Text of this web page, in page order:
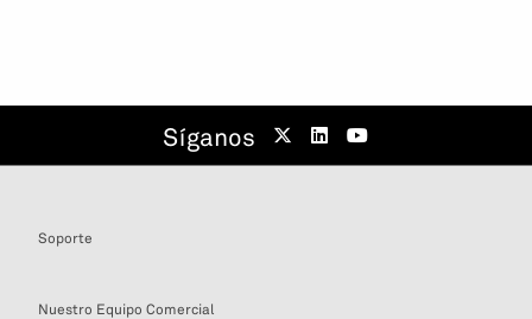
Síganos
Soporte
Nuestro Equipo Comercial